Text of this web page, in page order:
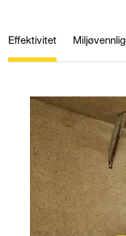
Effektivitet Miljøvennlig